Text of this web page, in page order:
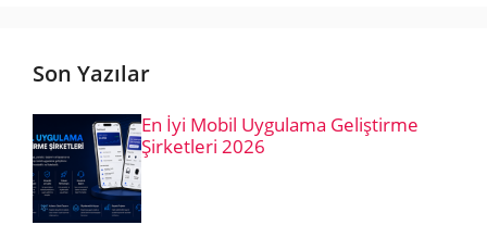
Son Yazılar
En İyi Mobil Uygulama Geliştirme
Şirketleri 2026